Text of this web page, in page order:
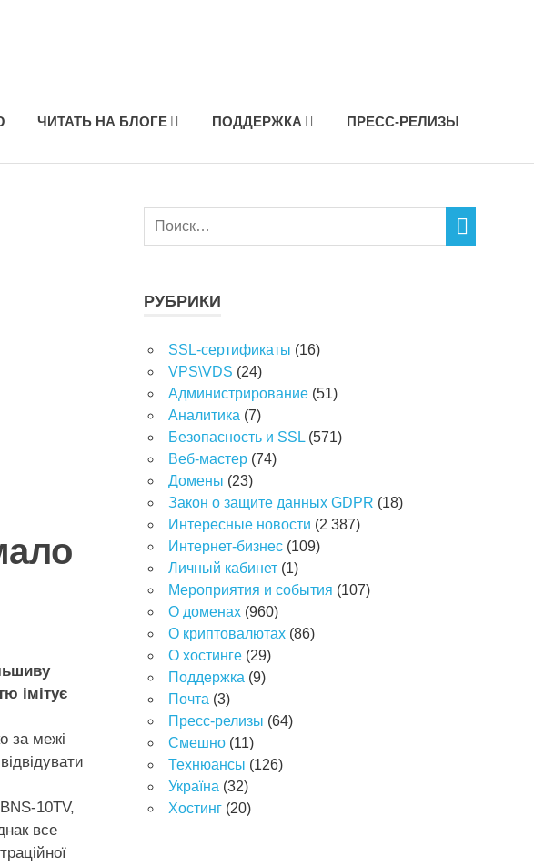
ЧИТАТЬ НА БЛОГЕ ПОДДЕРЖКА ПРЕСС-РЕЛИЗЫ
імітує
за межі
10TV,
все
РУБРИКИ
SSL-сертификаты (16)
VPS\VDS (24)
Администрирование (51)
Аналитика (7)
Безопасность и SSL (571)
Веб-мастер (74)
Домены (23)
Закон о защите данных GDPR (18)
Интересные новости (2 387)
Интернет-бизнес (109)
Личный кабинет (1)
Мероприятия и события (107)
О доменах (960)
О криптовалютах (86)
О хостинге (29)
Поддержка (9)
Почта (3)
Пресс-релизы (64)
Смешно (11)
Технюансы (126)
Україна (32)
Хостинг (20)